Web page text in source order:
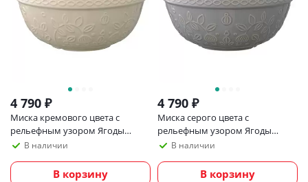
4 790 ₽
Миска кремового цвета с
рельефным узором Ягоды
Тайги из коллекции russian
В наличии
В корзину
4 790 ₽
Миска серого цвета с
рельефным узором Ягоды
Тайги из коллекции russian
В наличии
В корзину